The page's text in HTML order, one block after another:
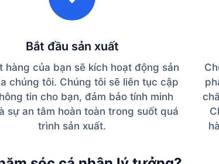
Bắt đầu sản xuất
hàng của bạn sẽ kích hoạt động sản
chúng tôi. Chúng tôi sẽ liên tục cập
tin cho bạn, đảm bảo tính minh
sự an tâm hoàn toàn trong suốt quá
trình sản xuất.